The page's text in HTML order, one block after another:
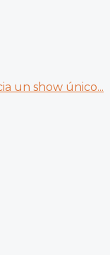
un show único...